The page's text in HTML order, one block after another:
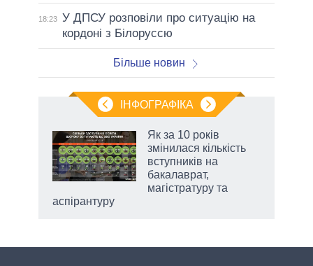
18:23 У ДПСУ розповіли про ситуацію на
кордоні з Білоруссю
Більше новин
ІНФОГРАФІКА
Як за 10 років
змінилася кількість
вступників на
бакалаврат,
магістратуру та
аспірантуру